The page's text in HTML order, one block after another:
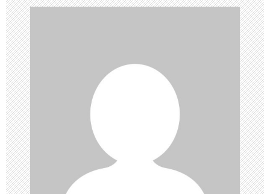
e
z
i
n
m
e
s
i